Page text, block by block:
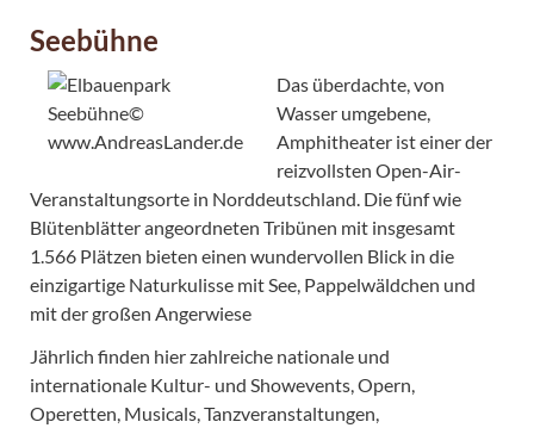
Seebühne
Das überdachte, von
Wasser umgebene,
Amphitheater ist einer der
reizvollsten Open-Air-
Veranstaltungsorte in Norddeutschland. Die fünf wie
Blütenblätter angeordneten Tribünen mit insgesamt
1.566 Plätzen bieten einen wundervollen Blick in die
einzigartige Naturkulisse mit See, Pappelwäldchen und
mit der großen Angerwiese
Jährlich finden hier zahlreiche nationale und
internationale Kultur- und Showevents, Opern,
Operetten, Musicals, Tanzveranstaltungen,